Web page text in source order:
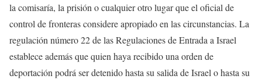
la comisaría, la prisión o cualquier otro lugar que el oficial de
control de fronteras considere apropiado en las circunstancias. La
regulación número 22 de las Regulaciones de Entrada a Israel
establece además que quien haya recibido una orden de
deportación podrá ser detenido hasta su salida de Israel o hasta su